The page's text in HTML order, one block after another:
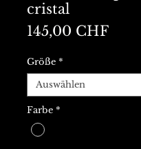
cristal
145,00 CHFPreis
Größe *
Farbe *